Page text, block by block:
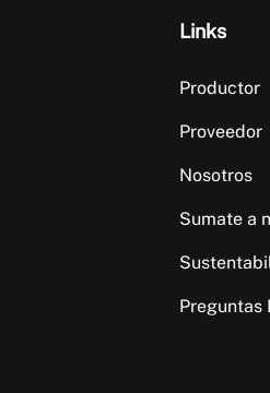
Semáforo
Links
Productor
Proveedor
Nosotros
Sumate a
Preguntas